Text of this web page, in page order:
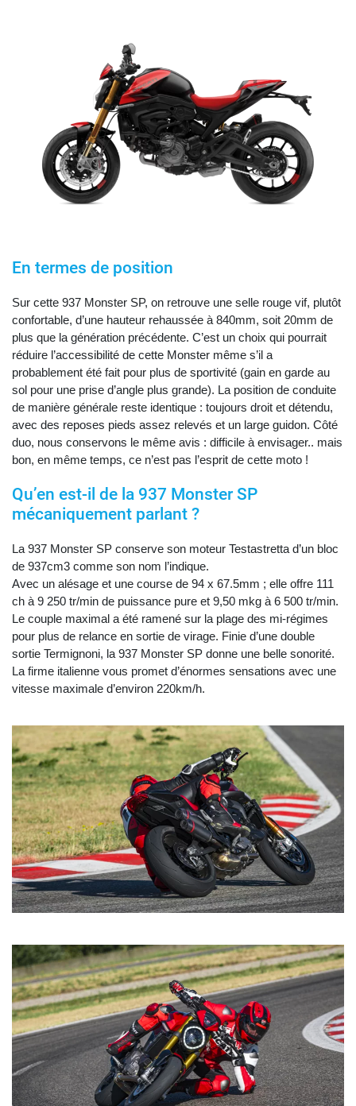
En termes de position
Sur cette 937 Monster SP, on retrouve une selle rouge vif, plutôt
confortable, d’une hauteur rehaussée à 840mm, soit 20mm de
plus que la génération précédente. C’est un choix qui pourrait
réduire l’accessibilité de cette Monster même s’il a
probablement été fait pour plus de sportivité (gain en garde au
sol pour une prise d’angle plus grande). La position de conduite
de manière générale reste identique : toujours droit et détendu,
avec des reposes pieds assez relevés et un large guidon. Côté
duo, nous conservons le même avis : difficile à envisager.. mais
bon, en même temps, ce n’est pas l’esprit de cette moto !
Qu’en est-il de la 937 Monster SP
mécaniquement parlant ?
La 937 Monster SP conserve son moteur Testastretta d’un bloc
de 937cm3 comme son nom l’indique.
Avec un alésage et une course de 94 x 67.5mm ; elle offre 111
ch à 9 250 tr/min de puissance pure et 9,50 mkg à 6 500 tr/min.
Le couple maximal a été ramené sur la plage des mi-régimes
pour plus de relance en sortie de virage. Finie d’une double
sortie Termignoni, la 937 Monster SP donne une belle sonorité.
La firme italienne vous promet d’énormes sensations avec une
vitesse maximale d’environ 220km/h.